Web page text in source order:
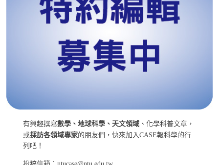
有興趣撰寫數學、地球科學、天文領域 、化學科普文章，
或採訪各領域專家的朋友們，快來加入CASE報科學的行
列吧！